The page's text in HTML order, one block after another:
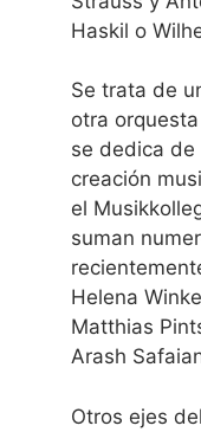
Haskil o
Se trata de
otra
se dedica de
creación
el
suman
Helena
Matthias
Arash
Otros ejes